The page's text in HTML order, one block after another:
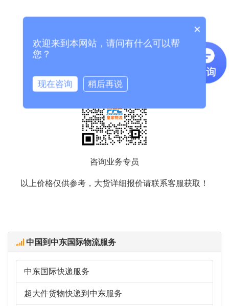
咨询业务专员
以上价格仅供参考，大货详细报价请联系客服获取！
中国到中东国际物流服务
中东国际快递服务
超大件货物快递到中东服务
×
欢迎来到本网站，请问有什么可以帮
您？
现在咨询 稍后再说